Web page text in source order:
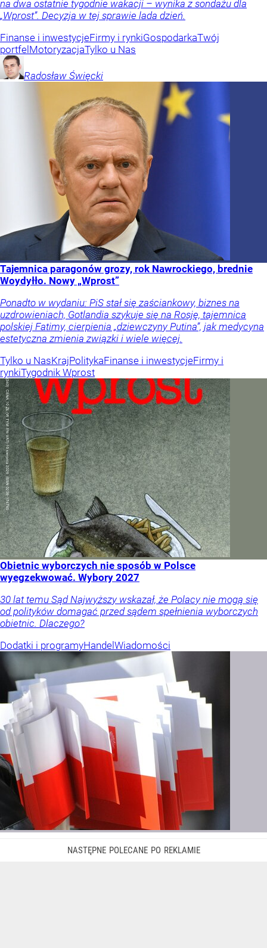
na dwa ostatnie tygodnie wakacji – wynika z sondażu dla
„Wprost”. Decyzja w tej sprawie lada dzień.
Finanse i inwestycjeFirmy i rynkiGospodarkaTwój
portfel MotoryzacjaTylko u Nas
Radosław Święcki
Tajemnica paragonów grozy, rok Nawrockiego, brednie
Woydyłło. Nowy „Wprost”
Ponadto w wydaniu: PiS stał się zaściankowy, biznes na
uzdrowieniach, Gotlandia szykuje się na Rosję, tajemnica
polskiej Fatimy, cierpienia „dziewczyny Putina”, jak medycyna
estetyczna zmienia związki i wiele więcej.
Tylko u NasKrajPolitykaFinanse i inwestycjeFirmy i
rynkiTygodnik Wprost
Obietnic wyborczych nie sposób w Polsce
wyegzekwować. Wybory 2027
30 lat temu Sąd Najwyższy wskazał, że Polacy nie mogą się
od polityków domagać przed sądem spełnienia wyborczych
obietnic. Dlaczego?
Dodatki i programyHandel Wiadomości